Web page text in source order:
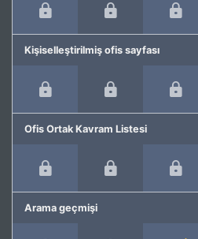
Kişiselleştirilmiş ofis sayfası
Ofis Ortak Kavram Listesi
Arama geçmişi